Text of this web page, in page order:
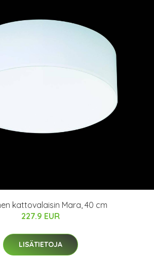
kattovalaisin Mara, 40 cm
227.9 EUR
LISÄTIETOJA